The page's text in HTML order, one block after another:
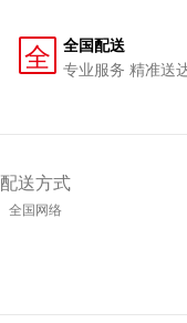
全
全国配送
专业服务 精准送
配送方式
全国网络